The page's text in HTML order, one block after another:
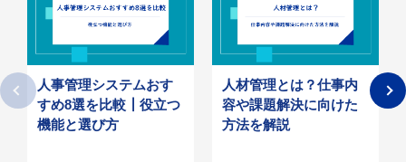
人事管理システムおす
すめ8選を比較┃役立つ
機能と選び方
人材管理とは？仕事内
容や課題解決に向けた
方法を解説